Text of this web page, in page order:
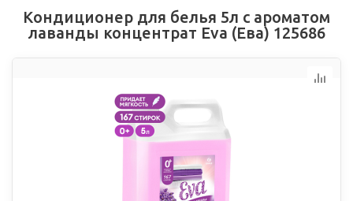
Кондиционер для белья 5л с ароматом
лаванды концентрат Eva (Ева) 125686